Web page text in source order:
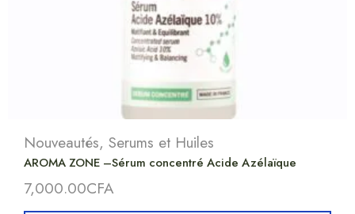
Nouveautés, Serums et Huiles
AROMA ZONE –Sérum concentré Acide Azélaïque
7,000.00CFA